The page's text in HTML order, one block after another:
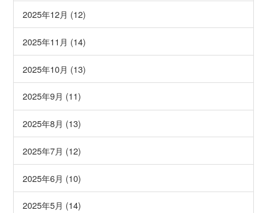
2025年12月 (12)
2025年11月 (14)
2025年10月 (13)
2025年9月 (11)
2025年8月 (13)
2025年7月 (12)
2025年6月 (10)
2025年5月 (14)